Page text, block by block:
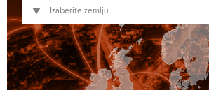
Izaberite zemlju